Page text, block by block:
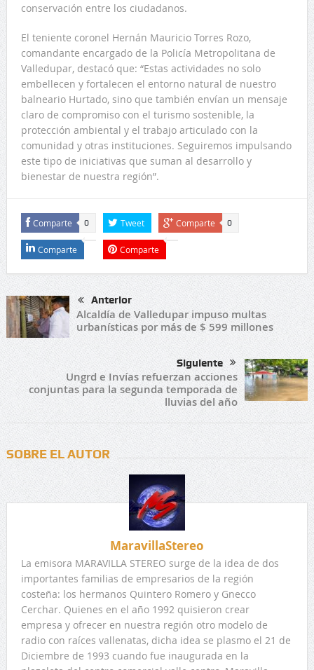
conservación entre los ciudadanos.
El teniente coronel Hernán Mauricio Torres Rozo,
comandante encargado de la Policía Metropolitana de
Valledupar, destacó que: “Estas actividades no solo
embellecen y fortalecen el entorno natural de nuestro
balneario Hurtado, sino que también envían un mensaje
claro de compromiso con el turismo sostenible, la
protección ambiental y el trabajo articulado con la
comunidad y otras instituciones. Seguiremos impulsando
este tipo de iniciativas que suman al desarrollo y
bienestar de nuestra región”.
Comparte 0 Tweet Comparte 0
Comparte Comparte
Anterior
Alcaldía de Valledupar impuso multas
urbanísticas por más de $ 599 millones
Siguiente
Ungrd e Invías refuerzan acciones
conjuntas para la segunda temporada de
lluvias del año
SOBRE EL AUTOR
MaravillaStereo
La emisora MARAVILLA STEREO surge de la idea de dos
importantes familias de empresarios de la región
costeña: los hermanos Quintero Romero y Gnecco
Cerchar. Quienes en el año 1992 quisieron crear
empresa y ofrecer en nuestra región otro modelo de
radio con raíces vallenatas, dicha idea se plasmo el 21 de
Diciembre de 1993 cuando fue inaugurada en la